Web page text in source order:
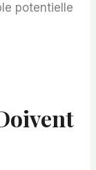
potentielle